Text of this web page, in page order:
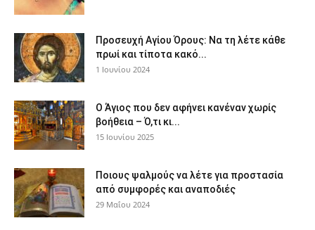
Προσευχή Αγίου Όρους: Να τη λέτε κάθε
πρωί και τίποτα κακό...
1 Ιουνίου 2024
Ο Άγιος που δεν αφήνει κανέναν χωρίς
βοήθεια – Ό,τι κι...
15 Ιουνίου 2025
Ποιους ψαλμούς να λέτε για προστασία
από συμφορές και αναποδιές
29 Μαΐου 2024